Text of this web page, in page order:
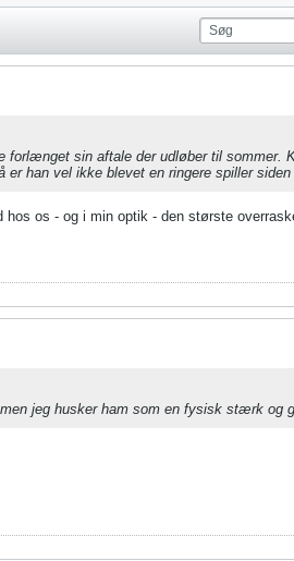
forlænget sin aftale der udløber til sommer.
han vel ikke blevet en ringere spiller siden
os - og i min optik - den største
jeg husker ham som en fysisk stærk og